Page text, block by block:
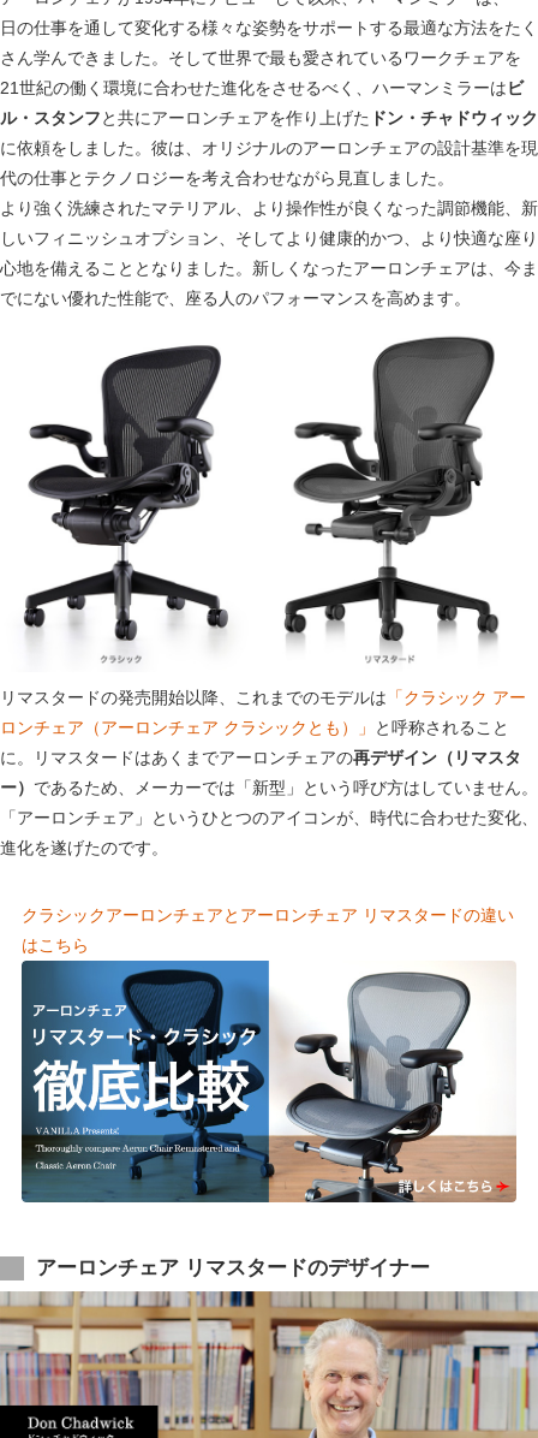
日の仕事を通して変化する様々な姿勢をサポートする最適な方法をたく
さん学んできました。そして世界で最も愛されているワークチェアを
21世紀の働く環境に合わせた進化をさせるべく、ハーマンミラーはビ
ル・スタンフと共にアーロンチェアを作り上げた ドン・チャドウィック
に依頼をしました。彼は、オリジナルのアーロンチェアの設計基準を現
代の仕事とテクノロジーを考え合わせながら見直しました。
より強く洗練されたマテリアル、より操作性が良くなった調節機能、新
しいフィニッシュオプション、そしてより健康的かつ、より快適な座り
心地を備えることとなりました。新しくなったアーロンチェアは、今ま
でにない優れた性能で、座る人のパフォーマンスを高めます。
リマスタードの発売開始以降、これまでのモデルは 「クラシック アー
ロンチェア（アーロンチェア クラシックとも）」
と呼称されること
に。リマスタードはあくまでアーロンチェアの再デザイン（リマスタ
ー） であるため、メーカーでは「新型」という呼び方はしていません。
「アーロンチェア」というひとつのアイコンが、時代に合わせた変化、
進化を遂げたのです。
クラシックアーロンチェアとアーロンチェア リマスタードの違い
はこちら
アーロンチェア リマスタードのデザイナー